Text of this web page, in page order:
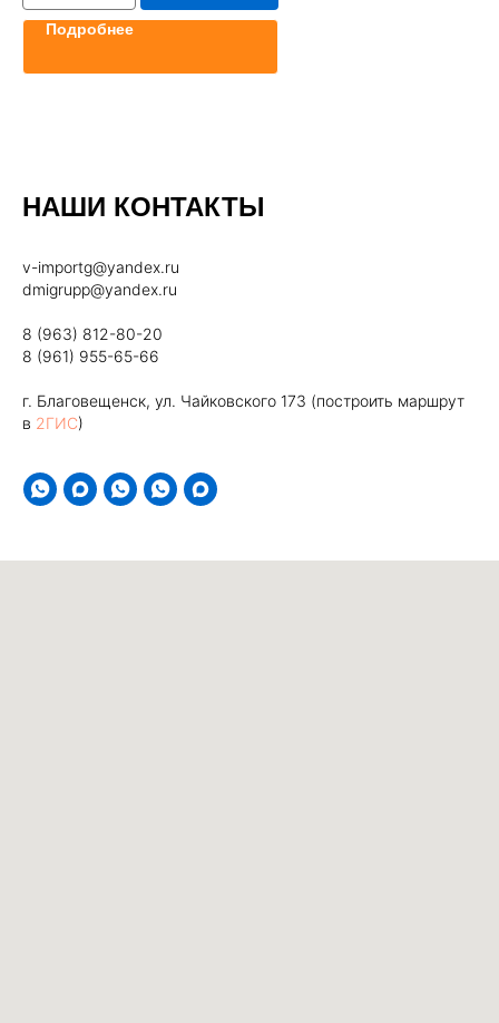
Подробнее
НАШИ КОНТАКТЫ
v-importg@yandex.ru
dmigrupp@yandex.ru
8 (963) 812-80-20
8 (961) 955-65-66
г. Благовещенск, ул. Чайковского 173 (построить маршрут
в 2ГИС)